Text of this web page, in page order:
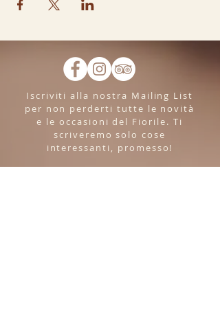
Iscriviti alla nostra Mailing List
per non perderti tutte le novità
e le occasioni del Fiorile. Ti
scriveremo solo cose
interessanti, promesso!